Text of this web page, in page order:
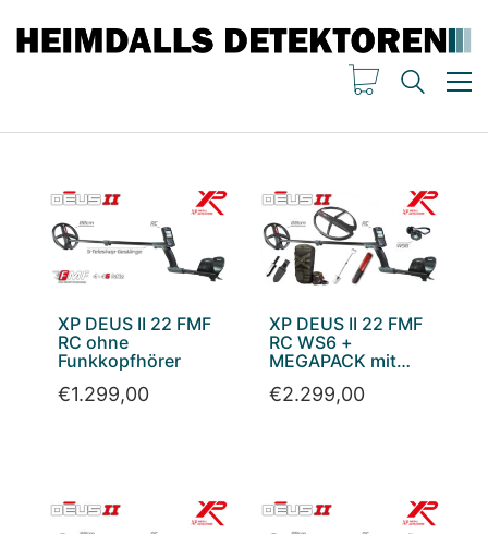
XP DEUS II 22 FMF
RC ohne
Funkkopfhörer
€1.299,00
XP DEUS II 22 FMF
RC WS6 +
MEGAPACK mit
€2.299,00